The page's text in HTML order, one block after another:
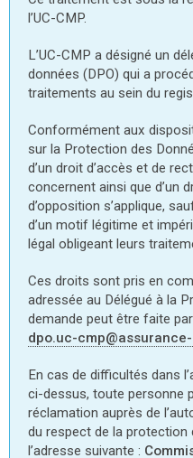
l’UC-CMP.
L’UC-CMP a désigné un
données (DPO) qui a
traitements au sein du
Conformément aux
sur la Protection des
d’un droit d’accès et de
concernent ainsi que d’un
d’opposition s’applique,
d’un motif légitime et
légal obligeant leurs
Ces droits sont pris en
adressée au Délégué à la
demande peut être faite
dpo.uc-
En cas de difficultés dans
ci-dessus, toute personne
réclamation auprès de
du respect de la protection
l’adresse suivante :